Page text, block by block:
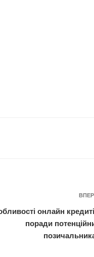
онлайн
поради